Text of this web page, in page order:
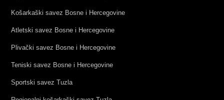
Košarkaški savez Bosne i Hercegovine
Atletski savez Bosne i Hercegovine
Plivački savez Bosne i Hercegovine
Teniski savez Bosne i Hercegovine
Sportski savez Tuzla